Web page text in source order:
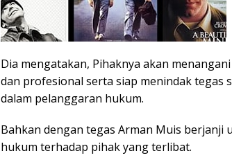
Dia mengatakan, Pihaknya akan
dan profesional serta siap menindak tegas
dalam pelanggaran hukum.
Bahkan dengan tegas Arman Muis berjanji
hukum terhadap pihak yang terlibat.